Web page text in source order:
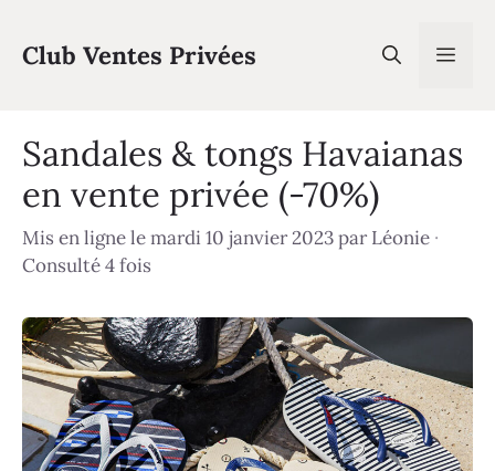
contenu
Club Ventes Privées
Sandales & tongs Havaianas
en vente privée (-70%)
Mis en ligne le mardi 10 janvier 2023parLéonie ·
Consulté 4 fois